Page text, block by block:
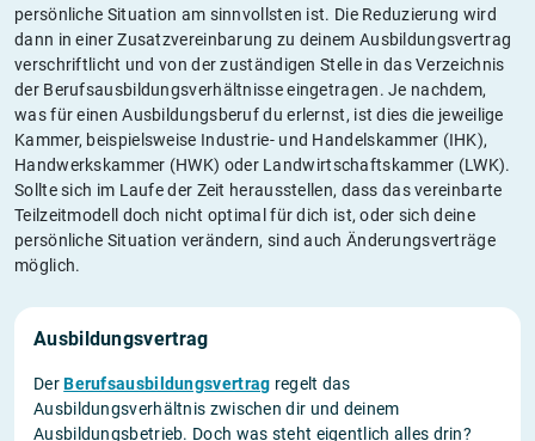
persönliche Situation am sinnvollsten ist. Die Reduzierung wird
dann in einer Zusatzvereinbarung zu deinem Ausbildungsvertrag
verschriftlicht und von der zuständigen Stelle in das Verzeichnis
der Berufsausbildungsverhältnisse eingetragen. Je nachdem,
was für einen Ausbildungsberuf du erlernst, ist dies die jeweilige
Kammer, beispielsweise Industrie- und Handelskammer (IHK),
Handwerkskammer (HWK) oder Landwirtschaftskammer (LWK).
Sollte sich im Laufe der Zeit herausstellen, dass das vereinbarte
Teilzeitmodell doch nicht optimal für dich ist, oder sich deine
persönliche Situation verändern, sind auch Änderungsverträge
möglich.
Ausbildungsvertrag
DerBerufsausbildungsvertrag regelt das
Ausbildungsverhältnis zwischen dir und deinem
Ausbildungsbetrieb. Doch was steht eigentlich alles drin?